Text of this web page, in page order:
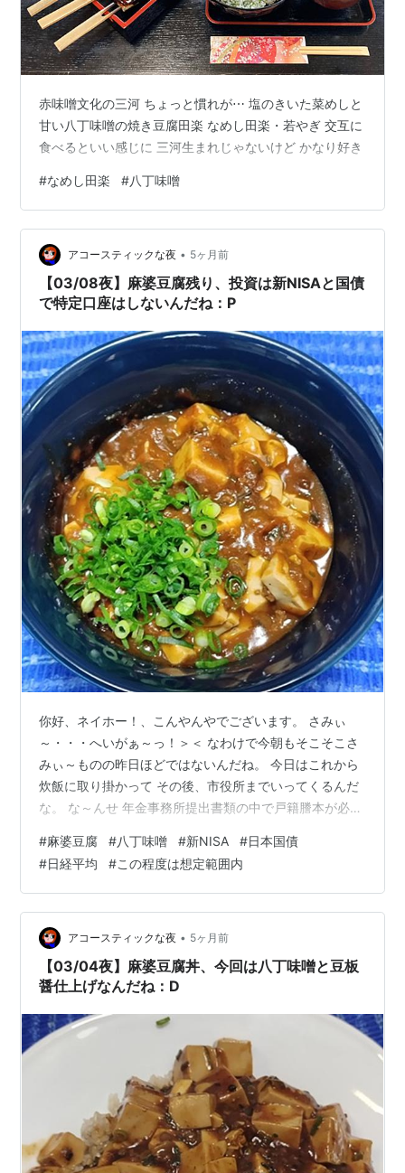
赤味噌文化の三河 ちょっと慣れが⋯ 塩のきいた菜めしと
甘い八丁味噌の焼き豆腐田楽 なめし田楽・若やぎ 交互に
食べるといい感じに 三河生まれじゃないけど かなり好き
#なめし田楽 #八丁味噌
アコースティックな夜 • 5ヶ月前
【03/08夜】麻婆豆腐残り、投資は新NISAと国債
で特定口座はしないんだね：P
你好、ネイホー！、こんやんやでございます。 さみぃ
～・・・へいがぁ～っ！＞＜ なわけで今朝もそこそこさ
みぃ～ものの昨日ほどではないんだね。 今日はこれから
炊飯に取り掛かって その後、市役所までいってくるんだ
な。 な～んせ 年金事務所提出書類の中で戸籍謄本が必要
までいかないといけなくなったんだよねぇ。 それはとも
かく昨日の晩御飯にいただきましたのが 麻婆豆腐の残り
ですっ！＞＜ さみぃ～んで豆板醤と八丁味噌を追加した
こともあり とっても美味しかったですっ！＞＜ んで、
今朝は日経平均が４０００円ばかり下がったものの 私の
感覚としてはまだこの程…
#麻婆豆腐 #八丁味噌 #新NISA #日本国債
#日経平均 #この程度は想定範囲内
アコースティックな夜 • 5ヶ月前
【03/04夜】麻婆豆腐丼、今回は八丁味噌と豆板
醤仕上げなんだね：D